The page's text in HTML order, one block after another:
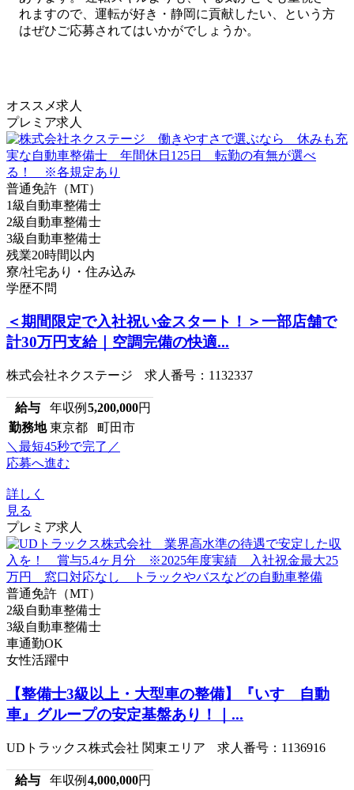
れますので、運転が好き・静岡に貢献したい、という方
はぜひご応募されてはいかがでしょうか。
オススメ求人
プレミア求人
普通免許（MT）
1級自動車整備士
2級自動車整備士
3級自動車整備士
残業20時間以内
寮/社宅あり・住み込み
学歴不問
＜期間限定で入社祝い金スタート！＞一部店舗で
計30万円支給｜空調完備の快適...
株式会社ネクステージ 求人番号：1132337
給与 年収例 5,200,000円
勤務地 東京都 町田市
＼最短45秒で完了／
応募へ進む
詳しく
見る
プレミア求人
普通免許（MT）
2級自動車整備士
3級自動車整備士
車通勤OK
女性活躍中
【整備士3級以上・大型車の整備】『いすゞ自動
車』グループの安定基盤あり！｜...
UDトラックス株式会社 関東エリア 求人番号：1136916
給与 年収例 4,000,000円